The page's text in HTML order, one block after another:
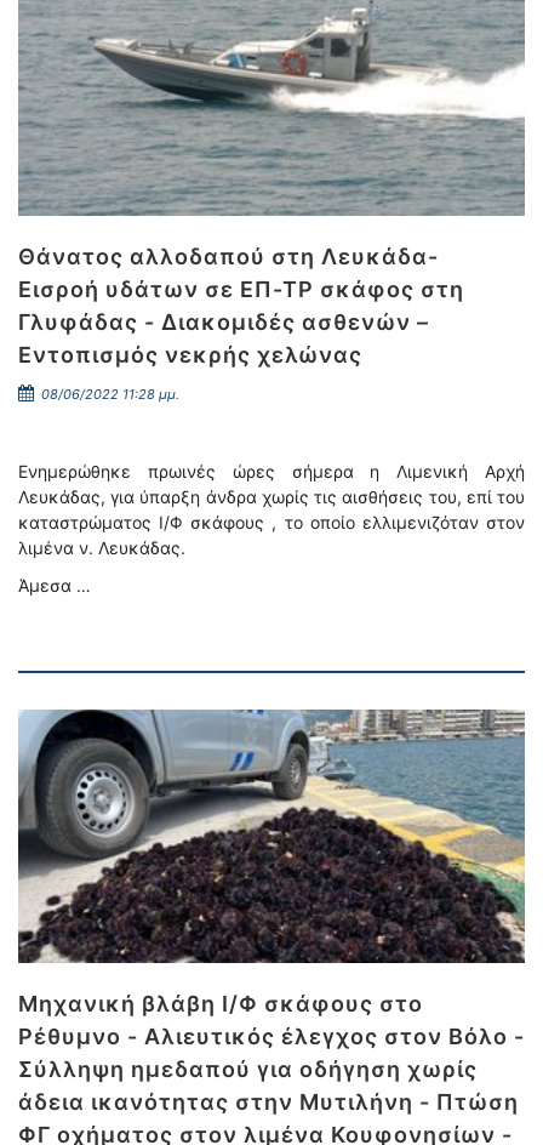
Θάνατος αλλοδαπού στη Λευκάδα-
Εισροή υδάτων σε ΕΠ-ΤΡ σκάφος στη
Γλυφάδας - Διακομιδές ασθενών –
Εντοπισμός νεκρής χελώνας
08/06/2022 11:28 μμ.
Ενημερώθηκε πρωινές ώρες σήμερα η Λιμενική Αρχή
Λευκάδας, για ύπαρξη άνδρα χωρίς τις αισθήσεις του, επί του
καταστρώματος Ι/Φ σκάφους , το οποίο ελλιμενιζόταν στον
λιμένα ν. Λευκάδας.
Άμεσα …
Μηχανική βλάβη Ι/Φ σκάφους στο
Ρέθυμνο - Αλιευτικός έλεγχος στον Βόλο -
Σύλληψη ημεδαπού για οδήγηση χωρίς
άδεια ικανότητας στην Μυτιλήνη - Πτώση
ΦΓ οχήματος στον λιμένα Κουφονησίων -